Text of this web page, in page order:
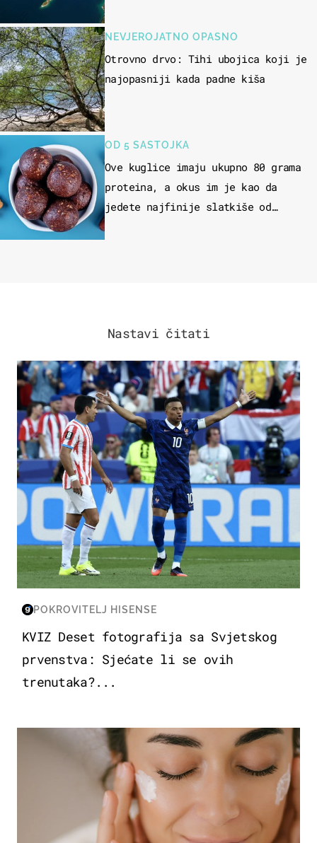
NEVJEROJATNO OPASNO
Otrovno drvo: Tihi ubojica koji je
najopasniji kada padne kiša
OD 5 SASTOJKA
Ove kuglice imaju ukupno 80 grama
proteina, a okus im je kao da
jedete najfinije slatkiše od
Nastavi čitati
SVJETSKO PRVENSTVO 2026
POKROVITELJ HISENSE
KVIZ Deset fotografija sa Svjetskog
prvenstva: Sjećate li se ovih
trenutaka?...
MODA & LJEPOTA